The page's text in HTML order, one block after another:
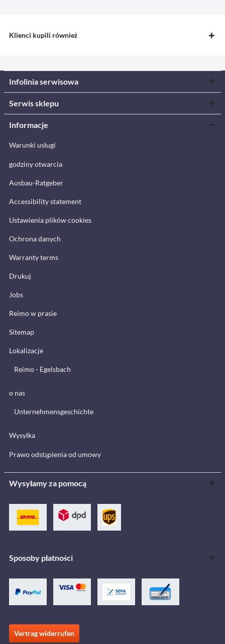
Klienci kupili również
Infolinia serwisowa
Serwis sklepu
Informacje
Warunki usługi
godziny otwarcia
Ausbau-Ratgeber
Accessibility statement
Ustawienia plików cookies
Ochrona danych
Warranty terms
Drukuj
Jobs
Reimo w prasie
Sitemap
Lokalizacje
Reimo - Egelsbach
o nas
Unternehmensgeschichte
Wysyłka
Prawo odstąpienia od umowy
Wysyłamy za pomocą
Sposoby płatności
Vertrag widerrufen